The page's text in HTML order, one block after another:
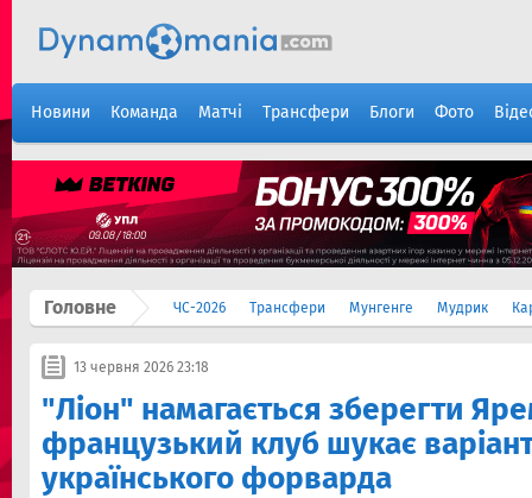
Новини Команда Матчі Трансфери Блоги Фото
Головне ЧС-2026 Трансфери Мунгенге Мудрик
13 червня 2026 23:18
"Ліон" намагається зберегти
французький клуб шукає
українського форварда